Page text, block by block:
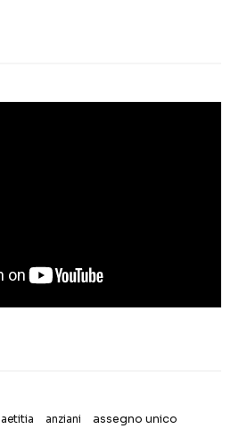
anziani assegno unico